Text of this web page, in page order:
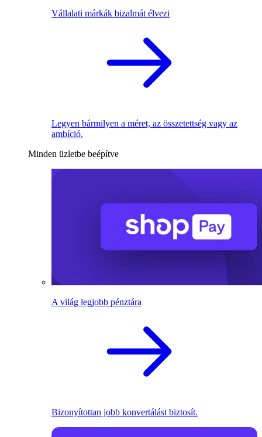
Vállalati márkák bizalmát élvezi
Legyen bármilyen a méret, az összetettség vagy az
ambíció.
Minden üzletbe beépítve
A világ legjobb pénztára
Bizonyítottan jobb konvertálást biztosít.